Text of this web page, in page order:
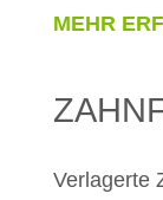
MEHR
Verlagerte